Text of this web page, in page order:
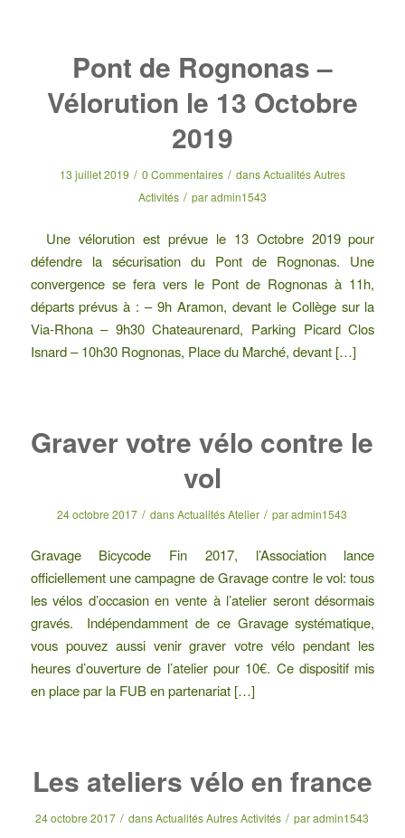
Pont de Rognonas –
Vélorution le 13 Octobre
2019
13 juillet 2019 / 0 Commentaires / dansActualités Autres
Activités / paradmin1543
Une vélorution est prévue le 13 Octobre 2019 pour
défendre la sécurisation du Pont de Rognonas. Une
convergence se fera vers le Pont de Rognonas à 11h,
départs prévus à : – 9h Aramon, devant le Collège sur la
Via-Rhona – 9h30 Chateaurenard, Parking Picard Clos
Isnard – 10h30 Rognonas, Place du Marché, devant […]
Graver votre vélo contre le
vol
24 octobre 2017 / dansActualités Atelier / paradmin1543
Gravage Bicycode Fin 2017, l’Association lance
officiellement une campagne de Gravage contre le vol: tous
les vélos d’occasion en vente à l’atelier seront désormais
gravés. Indépendamment de ce Gravage systématique,
vous pouvez aussi venir graver votre vélo pendant les
heures d’ouverture de l’atelier pour 10€. Ce dispositif mis
en place par la FUB en partenariat […]
Les ateliers vélo en france
24 octobre 2017 / dansActualités Autres Activités / paradmin1543